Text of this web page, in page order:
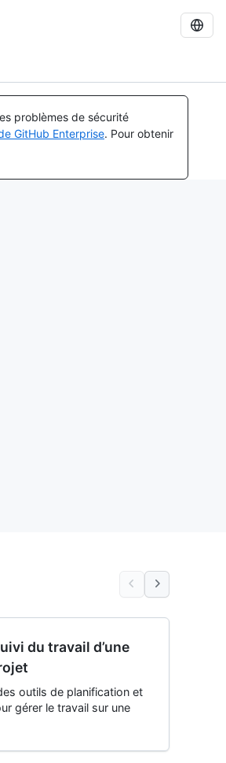
problèmes de sécurité
GitHub Enterprise. Pour obtenir
du travail d’une
outils de planification et
gérer le travail sur une